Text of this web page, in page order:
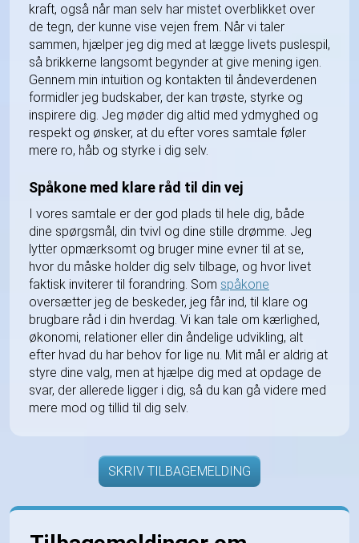
kraft, også når man selv har mistet overblikket over
de tegn, der kunne vise vejen frem. Når vi taler
sammen, hjælper jeg dig med at lægge livets puslespil,
så brikkerne langsomt begynder at give mening igen.
Gennem min intuition og kontakten til åndeverdenen
formidler jeg budskaber, der kan trøste, styrke og
inspirere dig. Jeg møder dig altid med ydmyghed og
respekt og ønsker, at du efter vores samtale føler
mere ro, håb og styrke i dig selv.
Spåkone med klare råd til din vej
I vores samtale er der god plads til hele dig, både
dine spørgsmål, din tvivl og dine stille drømme. Jeg
lytter opmærksomt og bruger mine evner til at se,
hvor du måske holder dig selv tilbage, og hvor livet
faktisk inviterer til forandring. Som spåkone
oversætter jeg de beskeder, jeg får ind, til klare og
brugbare råd i din hverdag. Vi kan tale om kærlighed,
økonomi, relationer eller din åndelige udvikling, alt
efter hvad du har behov for lige nu. Mit mål er aldrig at
styre dine valg, men at hjælpe dig med at opdage de
svar, der allerede ligger i dig, så du kan gå videre med
mere mod og tillid til dig selv.
SKRIV TILBAGEMELDING